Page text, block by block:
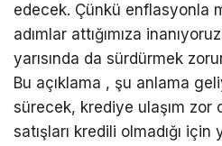
edecek. Çünkü enflasyonla
adımlar attığımıza
yarısında da sürdürmek
Bu açıklama , şu anlama
sürecek, krediye ulaşım zor
satışları kredili olmadığı için